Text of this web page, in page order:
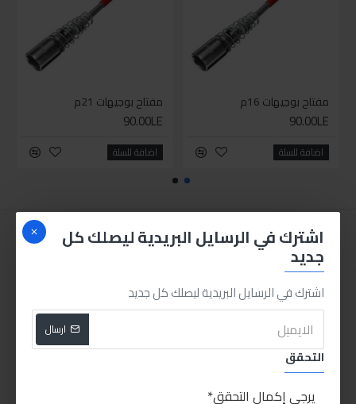
اشترك في الرسايل البريدية ليصلك كل
جديد
اشترك في الرسايل البريدية ليصلك كل جديد
ارسال
التحقق
يرجى إكمال التحقق
مفتاح بوجيهات 16م
90.00LE
اضافة للسلة
مفتاح بوجيهات 21م
90.00LE
اضافة للسلة